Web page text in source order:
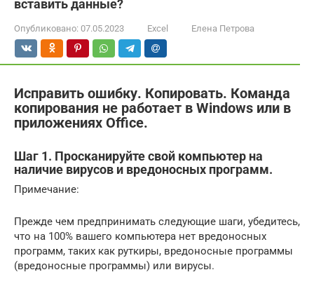
вставить данные?
Опубликовано: 07.05.2023 Excel Елена Петрова
Исправить ошибку. Копировать. Команда
копирования не работает в Windows или в
приложениях Office.
Шаг 1. Просканируйте свой компьютер на
наличие вирусов и вредоносных программ.
Примечание:
Прежде чем предпринимать следующие шаги, убедитесь,
что на 100% вашего компьютера нет вредоносных
программ, таких как руткиры, вредоносные программы
(вредоносные программы) или вирусы.